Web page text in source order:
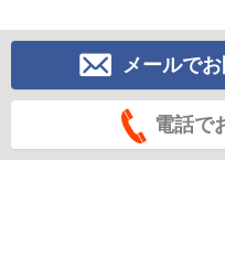
メールで
電話で